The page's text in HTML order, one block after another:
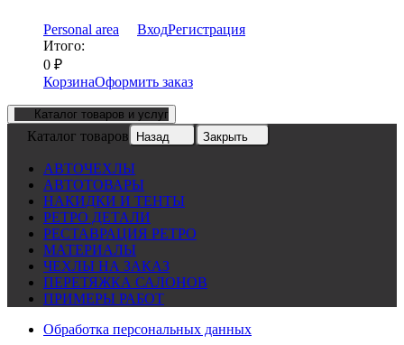
Personal area ВходРегистрация
Итого:
0 ₽
КорзинаОформить заказ
Каталог товаров и услуг
Каталог товаров Назад Закрыть
АВТОЧЕХЛЫ
АВТОТОВАРЫ
НАКИДКИ И ТЕНТЫ
РЕТРО ДЕТАЛИ
РЕСТАВРАЦИЯ РЕТРО
МАТЕРИАЛЫ
ЧЕХЛЫ НА ЗАКАЗ
ПЕРЕТЯЖКА САЛОНОВ
ПРИМЕРЫ РАБОТ
Обработка персональных данных